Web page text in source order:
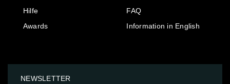
Hilfe
Awards
FAQ
Information in English
NEWSLETTER